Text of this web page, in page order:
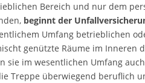
Bereich und nur dem
beginnt der
Umfang betrieblichen
genützte Räume im Inneren
sie im wesentlichen Umfang
Treppe überwiegend beruflich